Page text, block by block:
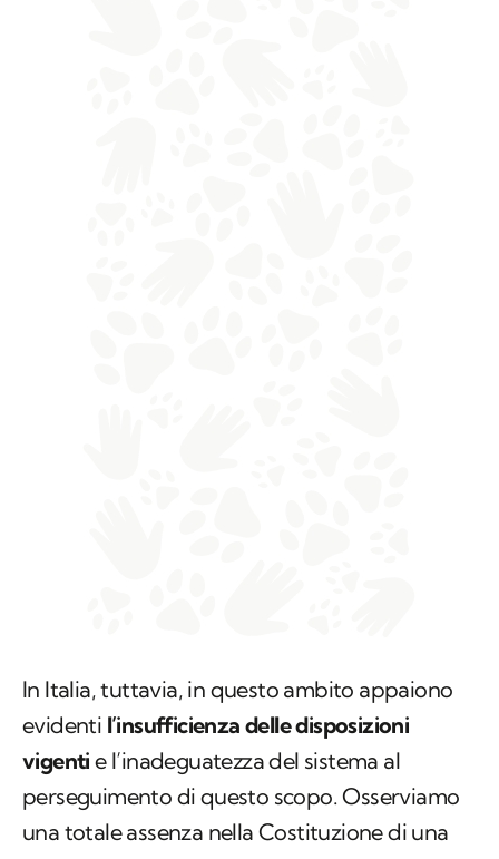
In Italia, tuttavia, in questo ambito appaiono
evidenti l’insufficienza delle disposizioni
vigenti e l’inadeguatezza del sistema al
perseguimento di questo scopo. Osserviamo
una totale assenza nella Costituzione di una